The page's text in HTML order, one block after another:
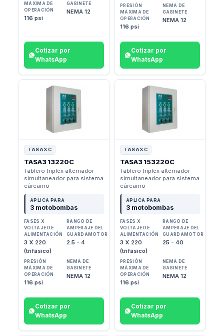
MÁXIMA DE
OPERACIÓN
116 psi
GABINETE
NEMA 12
Cotizar por
WhatsApp
PRESIÓN
MÁXIMA DE
OPERACIÓN
116 psi
NEMA DE
GABINETE
NEMA 12
Cotizar por
WhatsApp
TASA3 C
TASA3 13220C
Tablero triplex alternador-
simultaneador para sistema
cárcamo
APLICA PARA
3 motobombas
FASES X
VOLTAJE DE
ALIMENTACIÓN
3 X 220
(trifásico)
RANGO DE
AMPERAJE DEL
GUARDAMOTOR
2.5 - 4
PRESIÓN
MÁXIMA DE
OPERACIÓN
116 psi
NEMA DE
GABINETE
NEMA 12
Cotizar por
WhatsApp
TASA3 C
TASA3 153220C
Tablero triplex alternador-
simultaneador para sistema
cárcamo
APLICA PARA
3 motobombas
FASES X
VOLTAJE DE
ALIMENTACIÓN
3 X 220
(trifásico)
RANGO DE
AMPERAJE DEL
GUARDAMOTOR
25 - 40
PRESIÓN
MÁXIMA DE
OPERACIÓN
116 psi
NEMA DE
GABINETE
NEMA 12
Cotizar por
WhatsApp